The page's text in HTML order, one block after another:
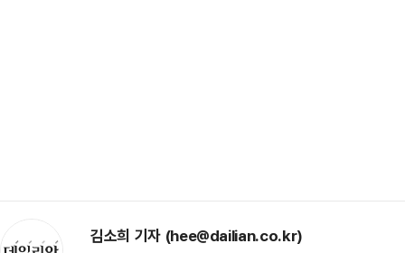
김소희 기자 (hee@dailian.co.kr)